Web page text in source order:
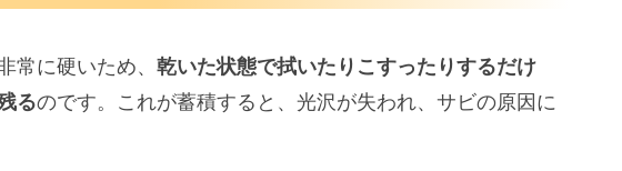
常に硬いため、 乾いた状態で拭いたりこすったりするだけ
るのです。これが蓄積すると、光沢が失われ、サビの原因に